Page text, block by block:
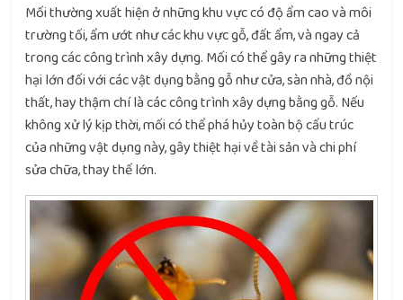
Mối thường xuất hiện ở những khu vực có độ ẩm cao và môi
trường tối, ẩm ướt như các khu vực gỗ, đất ẩm, và ngay cả
trong các công trình xây dựng. Mối có thể gây ra những thiệt
hại lớn đối với các vật dụng bằng gỗ như cửa, sàn nhà, đồ nội
thất, hay thậm chí là các công trình xây dựng bằng gỗ. Nếu
không xử lý kịp thời, mối có thể phá hủy toàn bộ cấu trúc
của những vật dụng này, gây thiệt hại về tài sản và chi phí
sửa chữa, thay thế lớn.